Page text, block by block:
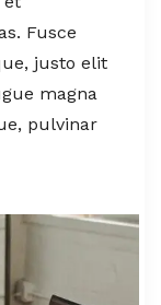
Fusce
justo elit
magna
pulvinar